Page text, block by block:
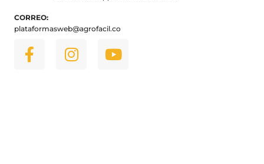
CORREO:
plataformasweb@agrofacil.co